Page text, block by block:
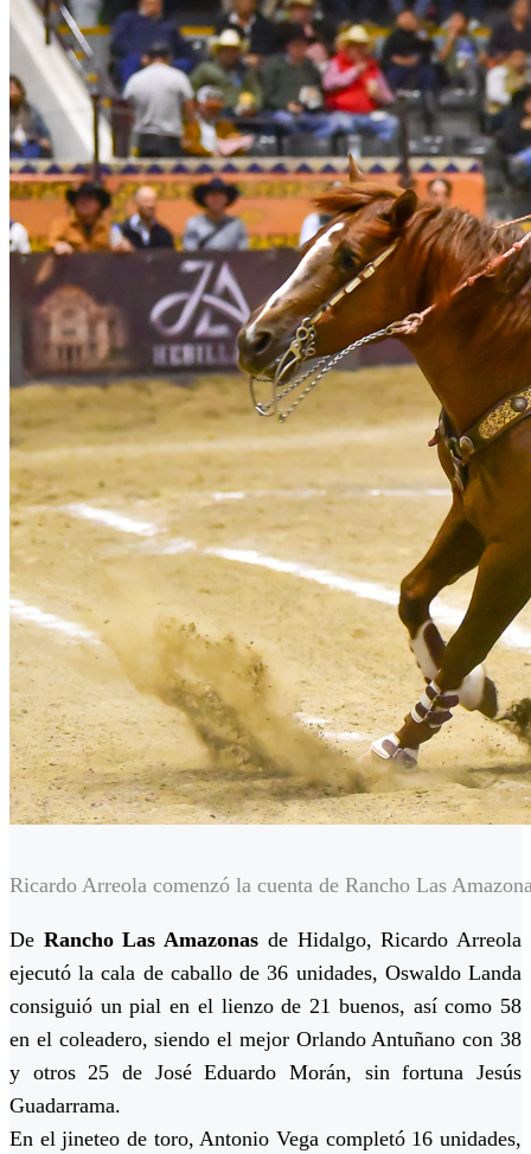
Ricardo Arreola comenzó la cuenta de Rancho Las
De Rancho Las Amazonas de Hidalgo, Ricardo Arreola
ejecutó la cala de caballo de 36 unidades, Oswaldo Landa
consiguió un pial en el lienzo de 21 buenos, así como 58
en el coleadero, siendo el mejor Orlando Antuñano con 38
y otros 25 de José Eduardo Morán, sin fortuna Jesús
Guadarrama.
En el jineteo de toro, Antonio Vega completó 16 unidades,